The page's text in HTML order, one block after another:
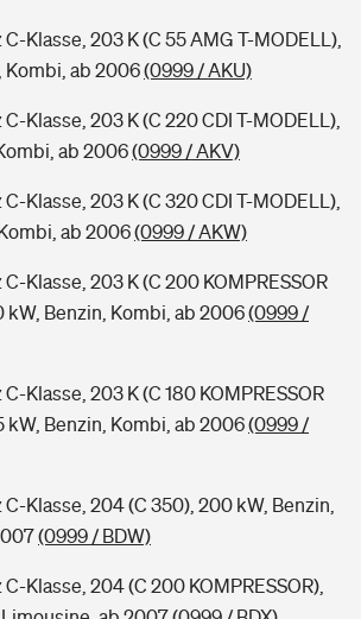
Klasse, 203 K (C 55 AMG T-MODELL),
Kombi, ab 2006(0999 / AKU)
Klasse, 203 K (C 220 CDI T-MODELL),
ab 2006(0999 / AKV)
Klasse, 203 K (C 320 CDI T-MODELL),
ab 2006(0999 / AKW)
Klasse, 203 K (C 200 KOMPRESSOR
kW, Benzin, Kombi, ab 2006(0999 /
Klasse, 203 K (C 180 KOMPRESSOR
kW, Benzin, Kombi, ab 2006(0999 /
Klasse, 204 (C 350), 200 kW, Benzin,
(0999 / BDW)
Klasse, 204 (C 200 KOMPRESSOR),